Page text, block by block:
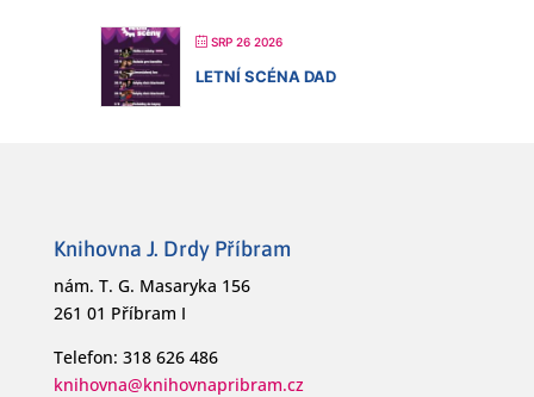
SRP 26 2026
LETNÍ SCÉNA DAD
Knihovna J. Drdy Příbram
nám. T. G. Masaryka 156
261 01 Příbram I
Telefon: 318 626 486
knihovna@knihovnapribram.cz